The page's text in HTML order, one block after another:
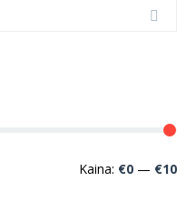
Kaina: €0 — €10